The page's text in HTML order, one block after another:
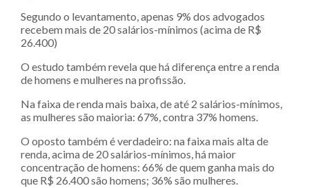
Segundo o levantamento, apenas 9% dos advogados
recebem mais de 20 salários-mínimos (acima de R$
26.400)
O estudo também revela que há diferença entre a renda
de homens e mulheres na profissão.
Na faixa de renda mais baixa, de até 2 salários-mínimos,
as mulheres são maioria: 67%, contra 37% homens.
O oposto também é verdadeiro: na faixa mais alta de
renda, acima de 20 salários-mínimos, há maior
concentração de homens: 66% de quem ganha mais do
que R$ 26.400 são homens; 36% são mulheres.